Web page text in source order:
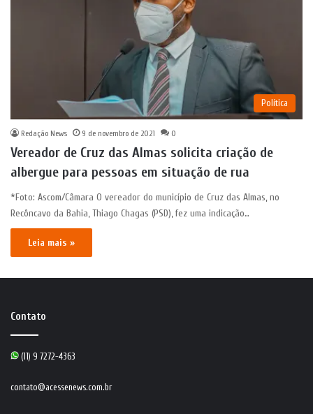
Política
Redação News 9 de novembro de 2021 0
Vereador de Cruz das Almas solicita criação de
albergue para pessoas em situação de rua
*Foto: Ascom/Câmara O vereador do município de Cruz das Almas, no
Recôncavo da Bahia, Thiago Chagas (PSD), fez uma indicação…
Leia mais »
Contato
(11) 9 7272-4363
contato@acessenews.com.br